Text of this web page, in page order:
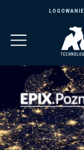
LOGOWANIE